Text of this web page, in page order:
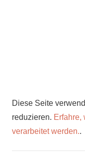
Diese Seite
reduzieren. Erfahre,
verarbeitet werden..